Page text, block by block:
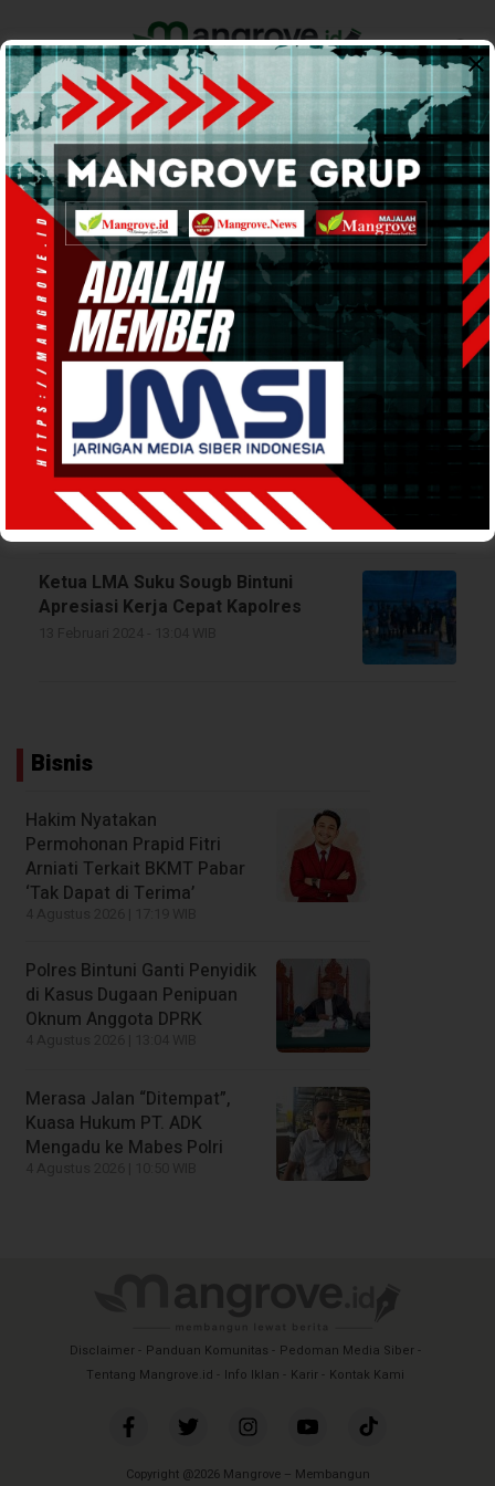
Home Pemerintahan Ekonomi & Bisnis Info Tanah Papua
Support by
Kasus Pembunuhan
Hanya 2 Jam, Polisi Berhasil
Ungkap Misteri Kematian
Dortea Towansiba
13 Februari 2024 - 13:11 WIB
Ketua LMA Suku Sougb Bintuni
Apresiasi Kerja Cepat Kapolres
Bisnis
Hakim Nyatakan
Permohonan Prapid Fitri
Arniati Terkait BKMT Pabar
‘Tak Dapat di Terima’
Polres Bintuni Ganti Penyidik
di Kasus Dugaan Penipuan
Oknum Anggota DPRK
Merasa Jalan “Ditempat”,
Kuasa Hukum PT. ADK
Mengadu ke Mabes Polri
Disclaimer Panduan Komunitas
Pedoman Media Siber
Tentang Mangrove.id
Info Iklan Karir Kontak Kami
Copyright @2026 Mangrove – Membangun